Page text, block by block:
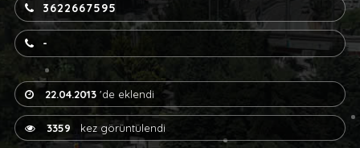
3622667595
-
22.04.2013'de eklendi
3359 kez görüntülendi